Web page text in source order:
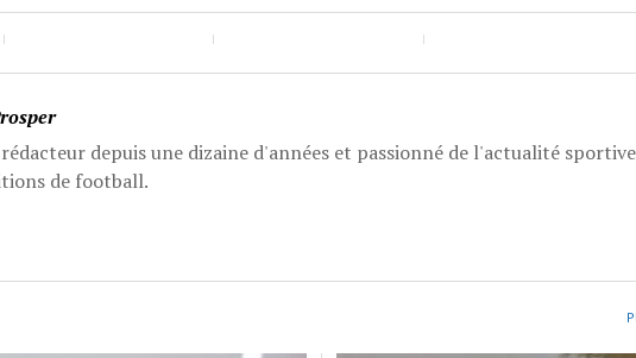
depuis une dizaine d'années et passionné de l'actualité
de football.